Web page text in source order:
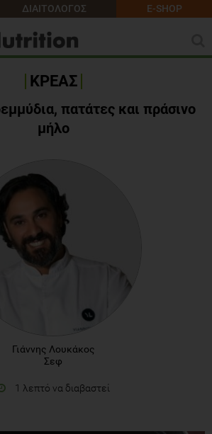
ΔΙΑΙΤΟΛΟΓΟΣ E-SHOP
ΚΡΕΑΣ
πατάτες και πράσινο
μήλο
Γιάννης Λουκάκος
Σεφ
1 λεπτό να διαβαστεί